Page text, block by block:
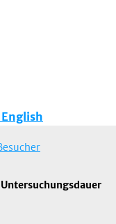
Untersuchungsdauer